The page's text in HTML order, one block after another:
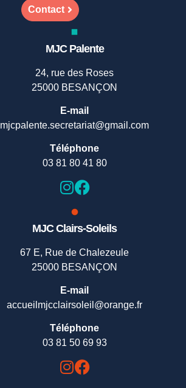
Contact
MJC Palente
24, rue des Roses
25000 BESANÇON
E-mail
mjcpalente.secretariat@gmail.com
Téléphone
03 81 80 41 80
MJC Clairs-Soleils
67 E, Rue de Chalezeule
25000 BESANÇON
E-mail
accueilmjcclairsoleil@orange.fr
Téléphone
03 81 50 69 93